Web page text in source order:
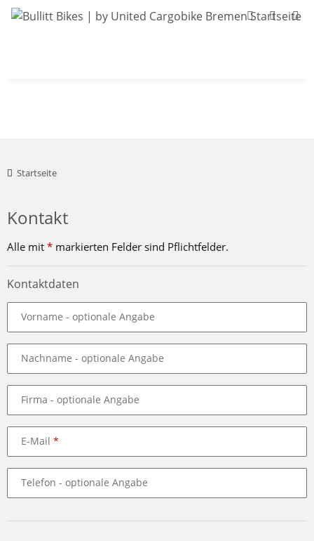
Startseite
Kontakt
Alle mit * markierten Felder sind Pflichtfelder.
Kontaktdaten
Vorname - optionale Angabe
Nachname - optionale Angabe
Firma - optionale Angabe
E-Mail
Telefon - optionale Angabe